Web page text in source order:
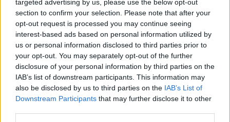
targeted advertising by us, please use the below opt-out
section to confirm your selection. Please note that after your
opt-out request is processed you may continue seeing
interest-based ads based on personal information utilized by
us or personal information disclosed to third parties prior to
your opt-out. You may separately opt-out of the further
disclosure of your personal information by third parties on the
IAB’s list of downstream participants. This information may
also be disclosed by us to third parties on the IAB’s List of
Downstream Participants that may further disclose it to other